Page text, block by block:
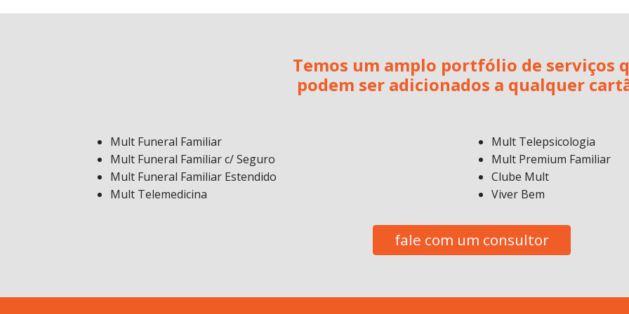
Temos um amplo portfólio de serviços
podem ser adicionados a qualquer
Mult Funeral Familiar
Mult Funeral Familiar c/ Seguro
Mult Funeral Familiar Estendido
Mult Telemedicina
Mult Telepsicologia
Mult Premium Familiar
Clube Mult
Viver Bem
fale com um consultor